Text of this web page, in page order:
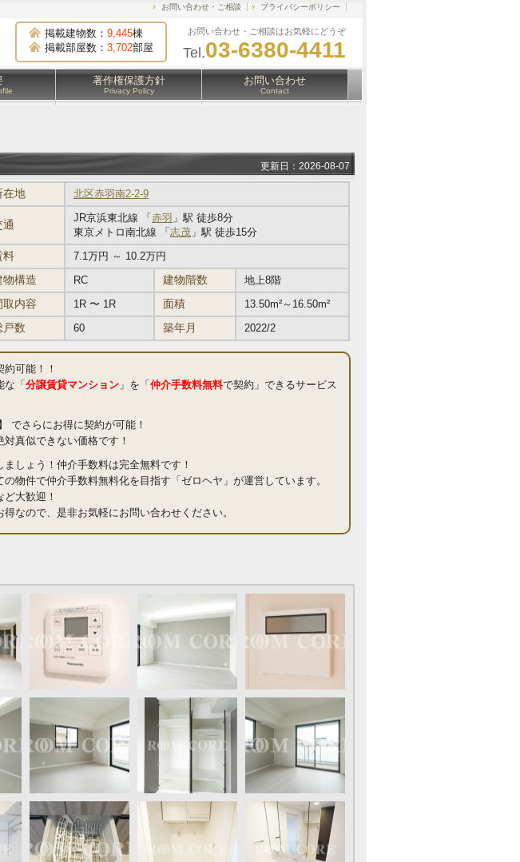
掲載建物数： 9,445棟
掲載部屋数： 3,702部屋
お問い合わせ・ご相談はお気軽にどうぞ
Tel.03-6380-4411
お問い合わせ・ご相談 プライバシーポリシー
著作権保護方針
Privacy Policy
お問い合わせ
Contact
更新日：2026-08-07
在地 北区赤羽南2-2-9
通
JR京浜東北線 「 赤羽 」駅 徒歩8分
東京メトロ南北線 「 志茂 」駅 徒歩15分
料 7.1万円 ～ 10.2万円
物構造 RC 建物階数 地上8階
取内容 1R 〜 1R 面積 13.50m²～16.50m²
戸数 60 築年月 2022/2
約可能！！
「 分譲賃貸マンション 」を「 仲介手数料無料で契約」できるサービス
でさらにお得に契約が可能！
真似できない価格です！
しょう！仲介手数料は完全無料です！
物件で仲介手数料無料化を目指す「ゼロヘヤ」が運営しています。
大歓迎！
なので、是非お気軽にお問い合わせください。